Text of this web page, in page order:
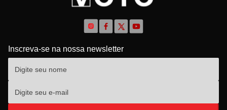
Inscreva-se na nossa newsletter